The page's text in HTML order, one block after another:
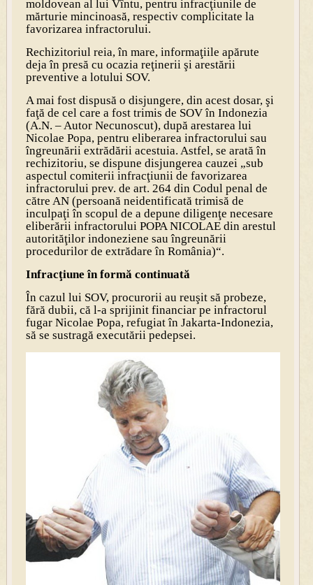
moldovean al lui Vîntu, pentru infracţiunile de
mărturie mincinoasă, respectiv complicitate la
favorizarea infractorului.
Rechizitoriul reia, în mare, informaţiile apărute
deja în presă cu ocazia reţinerii şi arestării
preventive a lotului SOV.
A mai fost dispusă o disjungere, din acest dosar, şi
faţă de cel care a fost trimis de SOV în Indonezia
(A.N. – Autor Necunoscut), după arestarea lui
Nicolae Popa, pentru eliberarea infractorului sau
îngreunării extrădării acestuia. Astfel, se arată în
rechizitoriu, se dispune disjungerea cauzei „sub
aspectul comiterii infracţiunii de favorizarea
infractorului prev. de art. 264 din Codul penal de
către AN (persoană neidentificată trimisă de
inculpaţi în scopul de a depune diligenţe necesare
eliberării infractorului POPA NICOLAE din arestul
autorităţilor indoneziene sau îngreunării
procedurilor de extrădare în România)“.
Infracţiune în formă continuată
În cazul lui SOV, procurorii au reuşit să probeze,
fără dubii, că l-a sprijinit financiar pe infractorul
fugar Nicolae Popa, refugiat în Jakarta-Indonezia,
să se sustragă executării pedepsei.